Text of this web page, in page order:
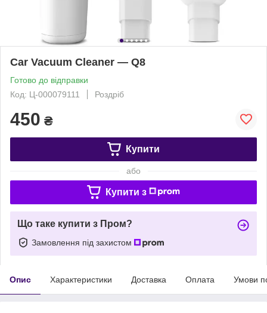
Car Vacuum Cleaner — Q8
Готово до відправки
Код: Ц-000079111
Роздріб
450 ₴
Купити
або
Купити з
Що таке купити з Пром?
Замовлення під захистом
Опис Характеристики Доставка Оплата Умови